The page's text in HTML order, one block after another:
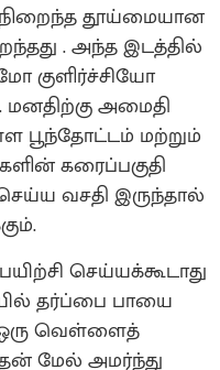
நிறைந்த தூய்மையான
. அந்த இடத்தில்
குளிர்ச்சியோ
அமைதி
பூந்தோட்டம் மற்றும்
கரைப்பகுதி
வசதி இருந்தால்
செய்யக்கூடாது
தர்ப்பை பாயை
ஒரு வெள்ளைத்
மேல் அமர்ந்து